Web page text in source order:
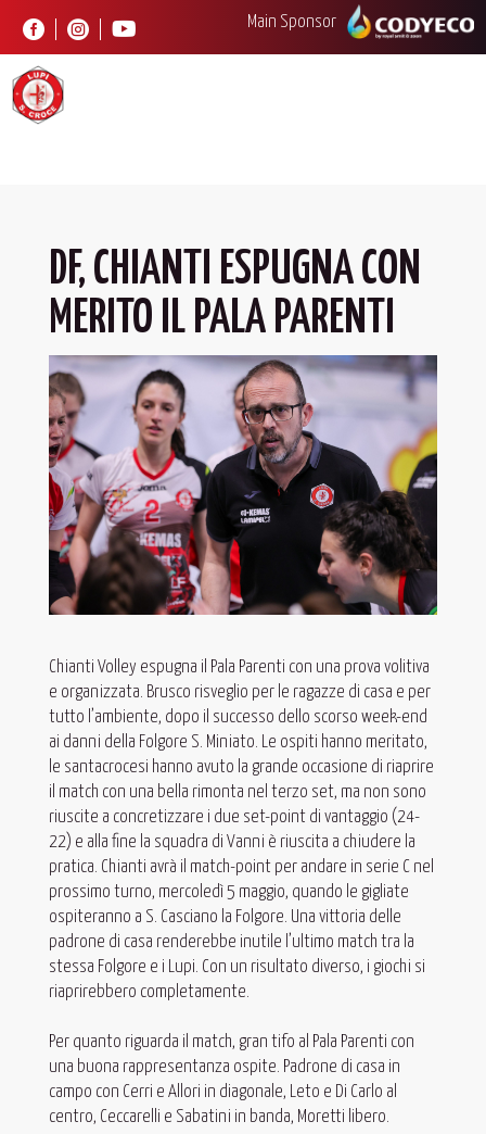
   Main Sponsor
DF, CHIANTI ESPUGNA CON
MERITO IL PALA PARENTI
Chianti Volley espugna il Pala Parenti con una prova volitiva
e organizzata. Brusco risveglio per le ragazze di casa e per
tutto l’ambiente, dopo il successo dello scorso week-end
ai danni della Folgore S. Miniato. Le ospiti hanno meritato,
le santacrocesi hanno avuto la grande occasione di riaprire
il match con una bella rimonta nel terzo set, ma non sono
riuscite a concretizzare i due set-point di vantaggio (24-
22) e alla fine la squadra di Vanni è riuscita a chiudere la
pratica. Chianti avrà il match-point per andare in serie C nel
prossimo turno, mercoledì 5 maggio, quando le gigliate
ospiteranno a S. Casciano la Folgore. Una vittoria delle
padrone di casa renderebbe inutile l’ultimo match tra la
stessa Folgore e i Lupi. Con un risultato diverso, i giochi si
riaprirebbero completamente.
Per quanto riguarda il match, gran tifo al Pala Parenti con
una buona rappresentanza ospite. Padrone di casa in
campo con Cerri e Allori in diagonale, Leto e Di Carlo al
centro, Ceccarelli e Sabatini in banda, Moretti libero.